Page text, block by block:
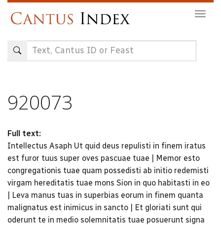
content
920073
Full text:
Intellectus Asaph Ut quid deus repulisti in finem iratus
est furor tuus super oves pascuae tuae | Memor esto
congregationis tuae quam possedisti ab initio redemisti
virgam hereditatis tuae mons Sion in quo habitasti in eo
| Leva manus tuas in superbias eorum in finem quanta
malignatus est inimicus in sancto | Et gloriati sunt qui
oderunt te in medio solemnitatis tuae posuerunt signa